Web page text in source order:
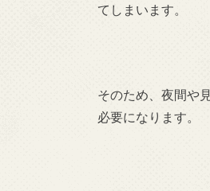
てしまいます。
そのため、夜間や
必要になります。